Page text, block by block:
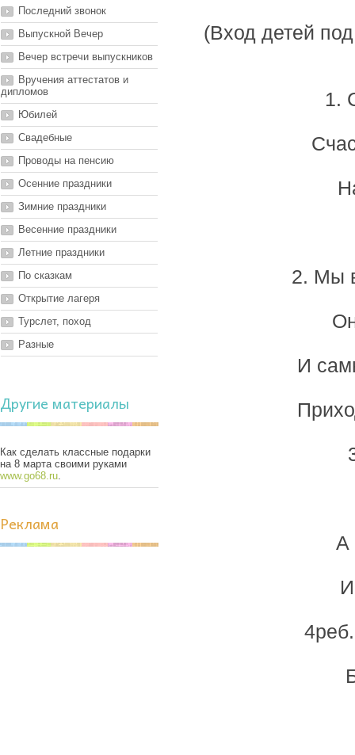
Последний звонок
Выпускной Вечер
Вечер встречи выпускников
Вручения аттестатов и
дипломов
Юбилей
Свадебные
Проводы на пенсию
Осенние праздники
Зимние праздники
Весенние праздники
Летние праздники
По сказкам
Открытие лагеря
Турслет, поход
Разные
Другие материалы
Как сделать классные подарки
на 8 марта своими руками
www.go68.ru.
Реклама
(Вход детей
1.
2. Мы
И
А